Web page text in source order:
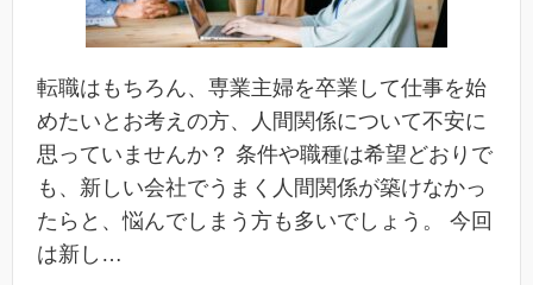
転職はもちろん、専業主婦を卒業して仕事を始
めたいとお考えの方、人間関係について不安に
思っていませんか？ 条件や職種は希望どおりで
も、新しい会社でうまく人間関係が築けなかっ
たらと、悩んでしまう方も多いでしょう。 今回
は新し…